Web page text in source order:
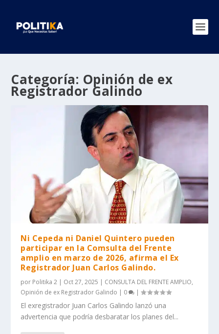
Categoría: Opinión de ex
Registrador Galindo
Ni Cepeda ni Daniel Quintero pueden
participar en la Comsulta del Frente
amplio en marzo de 2026, afirma el Ex
Registrador Juan Carlos Galindo.
por Politika 2 | Oct 27, 2025 | CONSULTA DEL FRENTE AMPLIO,
Opinión de ex Registrador Galindo | 0 |
El exregistrador Juan Carlos Galindo lanzó una
advertencia que podría desbaratar los planes del...